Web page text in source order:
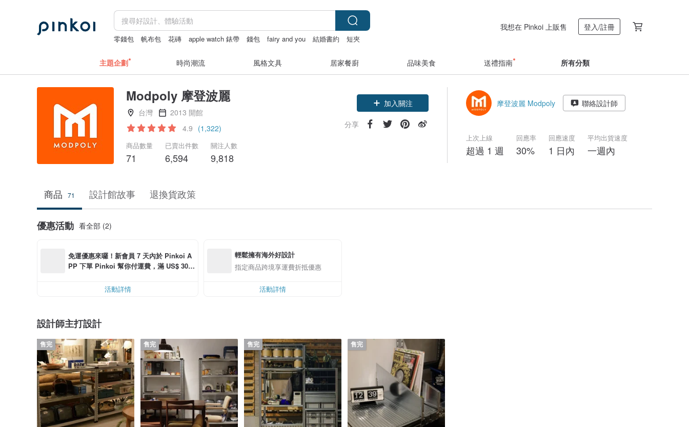
零錢包 帆布包 花磚 apple watch 錶帶 錢包 fairy and you 結婚書約 短夾
我想在 Pinkoi 上販售 登入/註冊
主題企劃 時尚潮流 風格文具 居家餐廚 品味美食 送禮指南 所有分類
Modpoly 摩登波麗
台灣
2013 開館
4.9 (1,322)
商品數量
71
已賣出件數
6,594
關注人數
9,818
加入關注
分享
摩登波麗 Modpoly 聯絡設計師
上次上線
超過 1 週
回應率
30%
回應速度
1 日內
平均出貨速度
一週內
商品 71 設計館故事 退換貨政策
優惠活動 看全部 (2)
免運優惠來囉！新會員 7 天內於 Pinkoi A
PP 下單 Pinkoi 幫你付運費，滿 US$ 30.0
活動詳情
輕鬆擁有海外好設計
指定商品跨境享運費折抵優惠
活動詳情
設計師主打設計
售完 售完 售完 售完